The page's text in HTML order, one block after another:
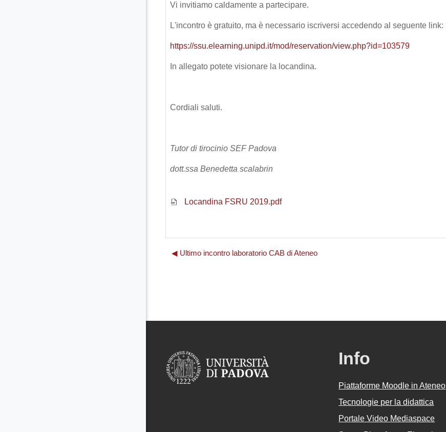
Vi invitiamo caldamente a partecipare.
L'incontro è gratuito, ma è necessario iscriversi accedendo al seguente link:
https://ssu.elearning.unipd.it/mod/reservation/view.php?id=103579
In allegato potete visionare la locandina.
Cordiali saluti.
Tutor di tirocinio SEF Padova
dott.ssa Benedetta scalabrin
Locandina FSRU 2019.pdf
◀︎ Ultimo incontro laboratorio CAB di Ateneo
Info
Piattaforme Moodle in Ateneo
Tecnologie per la didattica
Portale Video Mediaspace